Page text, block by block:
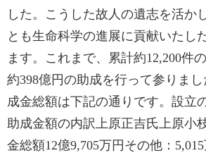
した。こうした故人の遺志を活か
とも生命科学の進展に貢献いたし
ます。これまで、累計約12,200件
約398億円の助成を行って参りま
成金総額は下記の通りです。設立
助成金額の内訳上原正吉氏上原小
金総額12億9,705万円その他：